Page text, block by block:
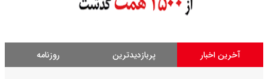
آخرین اخبار پربازدیدترین روزنامه